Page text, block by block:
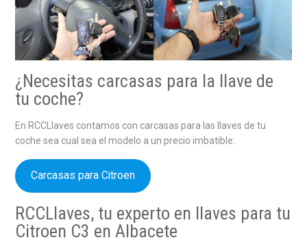
¿Necesitas carcasas para la llave de
tu coche?
En RCCLlaves contamos con carcasas para las llaves de tu
coche sea cual sea el modelo a un precio imbatible:
Carcasas para Citroen
RCCLlaves, tu experto en llaves para tu
Citroen C3 en Albacete